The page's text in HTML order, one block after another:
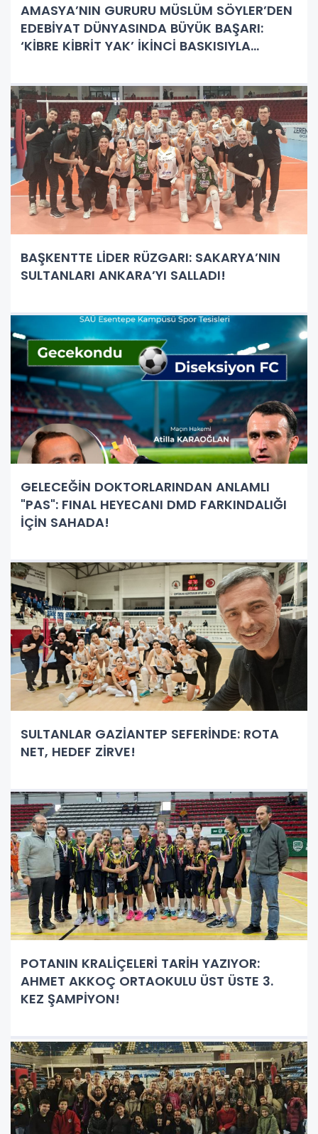
AMASYA’NIN GURURU MÜSLÜM SÖYLER’DEN
EDEBİYAT DÜNYASINDA BÜYÜK BAŞARI:
‘KİBRE KİBRİT YAK’ İKİNCİ BASKISIYLA
BAŞKENTTE LİDER RÜZGARI: SAKARYA’NIN
SULTANLARI ANKARA’YI SALLADI!
GELECEĞİN DOKTORLARINDAN ANLAMLI
"PAS": FINAL HEYECANI DMD FARKINDALIĞI
İÇİN SAHADA!
SULTANLAR GAZİANTEP SEFERİNDE: ROTA
NET, HEDEF ZİRVE!
POTANIN KRALİÇELERİ TARİH YAZIYOR:
AHMET AKKOÇ ORTAOKULU ÜST ÜSTE 3.
KEZ ŞAMPİYON!